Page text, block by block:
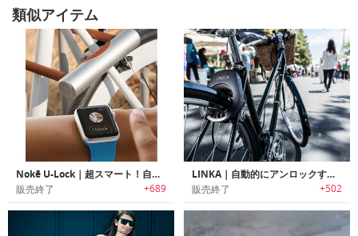
類似アイテム
Nokē U-Lock｜超スマート！自転車用U字ロック「ノーキー」
販売終了 +689
LINKA｜自動的にアンロックする自転車用スマートロック「リンカ」
販売終了 +502